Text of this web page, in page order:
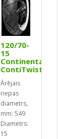
120/70-
15
Continental
ContiTwist
Ārējais
riepas
diametrs,
mm: 549
Diametrs:
15